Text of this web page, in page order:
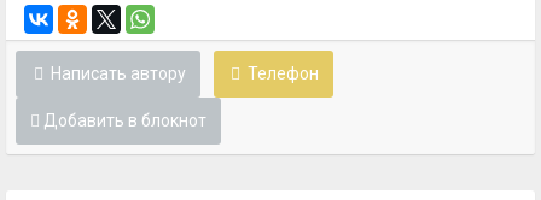
Написать автору Телефон
Добавить в блокнот